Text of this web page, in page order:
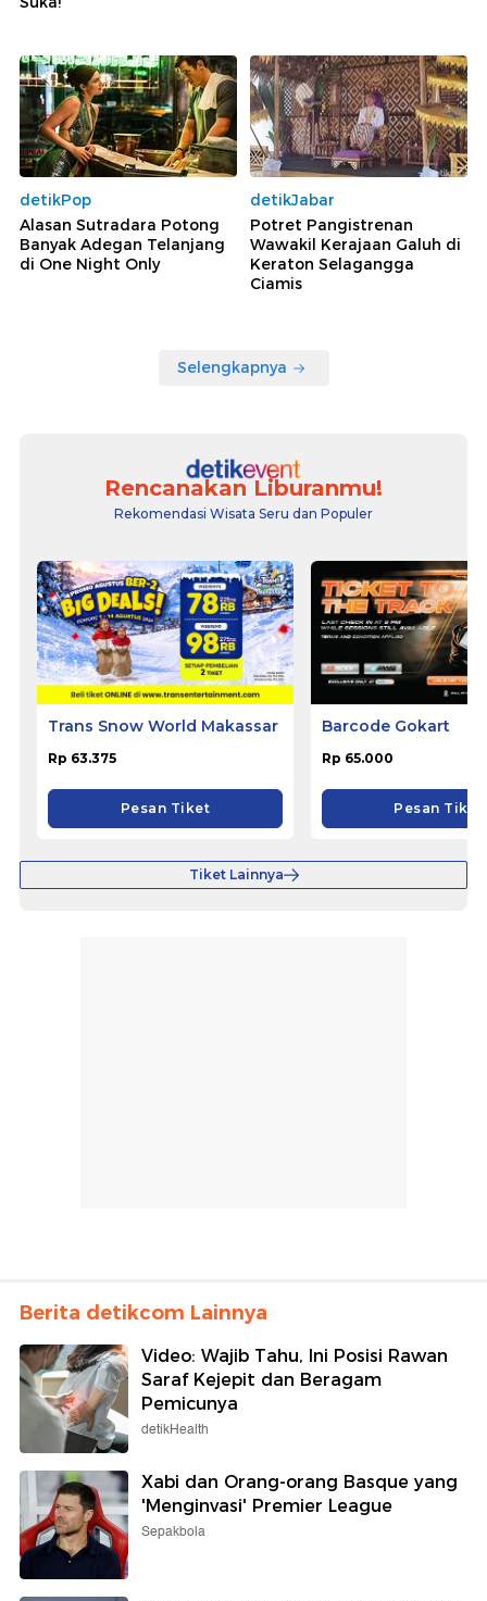
detikPop
Alasan Sutradara Potong
Banyak Adegan Telanjang
di One Night Only
detikJabar
Potret Pangistrenan
Wawakil Kerajaan Galuh di
Keraton Selagangga
Ciamis
Selengkapnya
Rencanakan Liburanmu!
Rekomendasi Wisata Seru dan Populer
Trans Snow World Makassar
Rp 63.375
Pesan Tiket
Barcode Gokart
Rp 65.000
Pesan Tiket
Tiket Lainnya
Berita detikcom Lainnya
Video: Wajib Tahu, Ini Posisi Rawan
Saraf Kejepit dan Beragam
Pemicunya
detikHealth
Xabi dan Orang-orang Basque yang
'Menginvasi' Premier League
Sepakbola